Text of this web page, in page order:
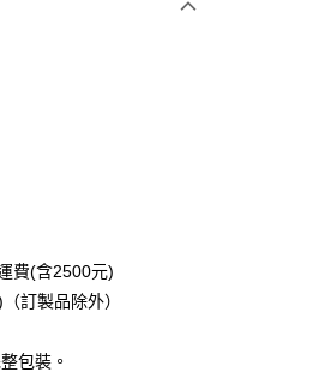
費(含2500元)
訂製品除外）
包裝。